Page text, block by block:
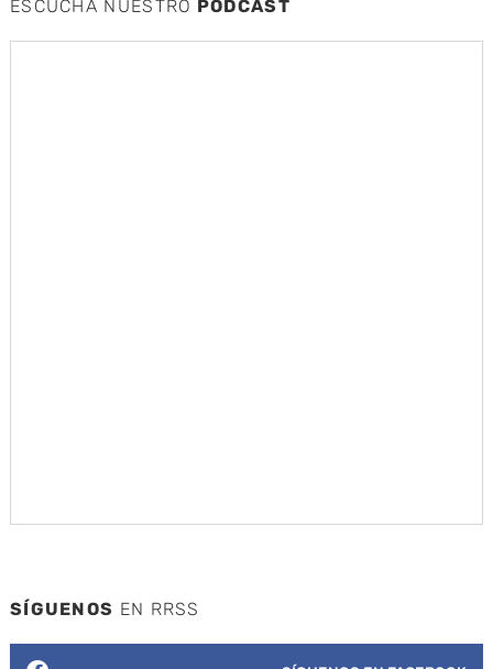
ESCUCHA NUESTRO PODCAST
SÍGUENOS EN RRSS